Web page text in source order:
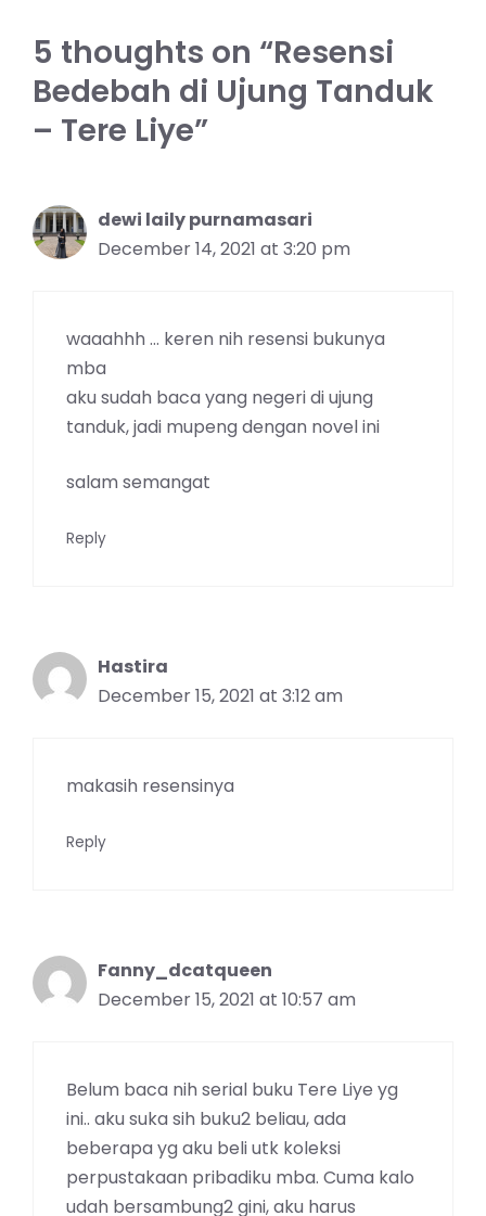
5 thoughts on “Resensi
Bedebah di Ujung Tanduk
– Tere Liye”
dewi laily purnamasari
December 14, 2021 at 3:20 pm
waaahhh … keren nih resensi bukunya
mba
aku sudah baca yang negeri di ujung
tanduk, jadi mupeng dengan novel ini
salam semangat
Reply
Hastira
December 15, 2021 at 3:12 am
makasih resensinya
Reply
Fanny_dcatqueen
December 15, 2021 at 10:57 am
Belum baca nih serial buku Tere Liye yg
ini.. aku suka sih buku2 beliau, ada
beberapa yg aku beli utk koleksi
perpustakaan pribadiku mba. Cuma kalo
udah bersambung2 gini, aku harus